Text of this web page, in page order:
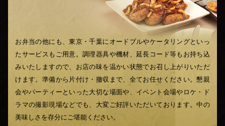
お弁当の他にも、東京・千葉にオードブルやケータリングといっ
たサービスもご用意。調理器具や機材、延長コード等もお持ち込
みいたしますので、お店の味を温かい状態でお召し上がりいただ
けます。準備から片付け・撤収まで、全てお任せください。懇親
会やパーティーといった大切な場面や、イベント会場やロケ・ド
ラマの撮影現場などでも、大変ご好評いただいております。中の
美味しさを存分にご堪能ください。